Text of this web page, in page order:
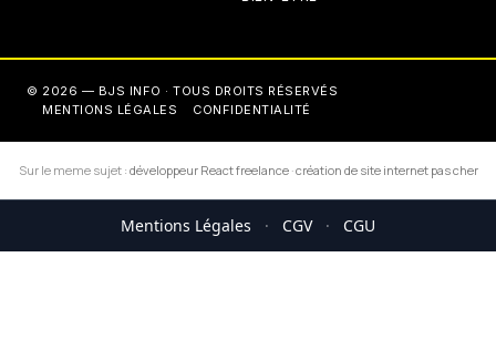
© 2026 — BJS INFO · TOUS DROITS RÉSERVÉS
MENTIONS LÉGALES
CONFIDENTIALITÉ
Sur le meme sujet : développeur React freelance·création de site internet pas cher
Mentions Légales · CGV · CGU